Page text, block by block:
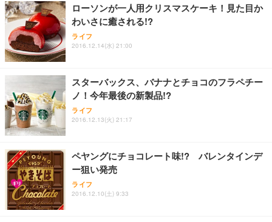
ローソンが一人用クリスマスケーキ！見た目か
わいさに癒される!?
ライフ
2016.12.14(水) 21:00
スターバックス、バナナとチョコのフラペチー
ノ！今年最後の新製品!?
ライフ
2016.12.13(火) 21:17
ペヤングにチョコレート味!? バレンタインデ
ー狙い発売
ライフ
2016.12.10(土) 9:33